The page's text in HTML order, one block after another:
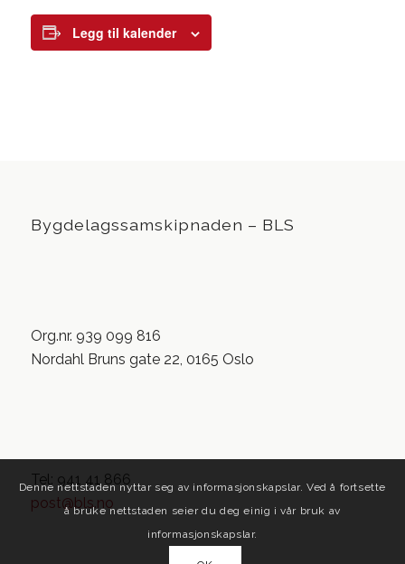
Legg til kalender
Bygdelagssamskipnaden – BLS
Org.nr. 939 099 816
Nordahl Bruns gate 22, 0165 Oslo
Tel: 941 41 866
post@bls.no
Denne nettstaden nyttar seg av informasjonskapslar. Ved å fortsette
å bruke nettstaden seier du deg einig i vår bruk av
informasjonskapslar.